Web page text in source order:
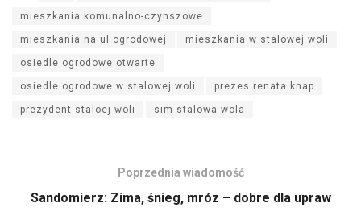
mieszkania komunalno-czynszowe
mieszkania na ul ogrodowej mieszkania w stalowej woli
osiedle ogrodowe otwarte
osiedle ogrodowe w stalowej woli prezes renata knap
prezydent staloej woli sim stalowa wola
Poprzednia wiadomość
Sandomierz: Zima, śnieg, mróz – dobre dla upraw